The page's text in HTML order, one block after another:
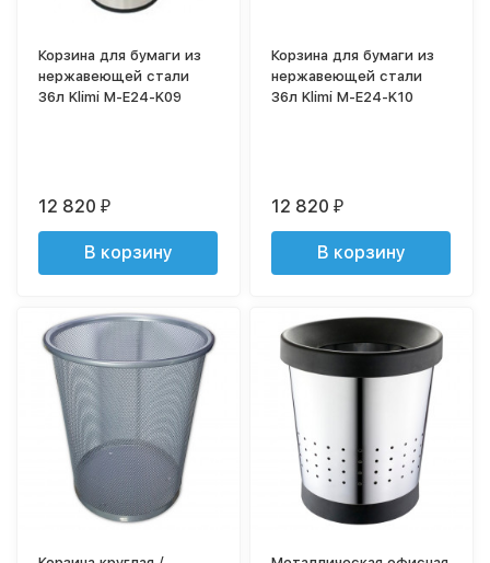
Корзина для бумаги из
нержавеющей стали
36л Klimi M-E24-K09
12 820₽
В корзину
Корзина для бумаги из
нержавеющей стали
36л Klimi M-E24-K10
12 820₽
В корзину